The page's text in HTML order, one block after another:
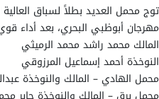
توج محمل العديد بطلاً لسباق
مهرجان أبوظبي البحري، بعد أداء
المالك محمد راشد محمد الرميثي
النوخذة أحمد إسماعيل المرزوقي
محمل الهادي – المالك والنوخذة